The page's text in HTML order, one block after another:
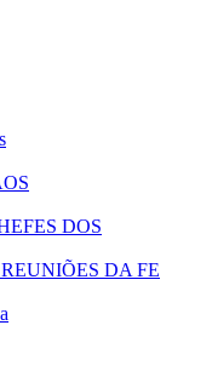
DOS
DA FE